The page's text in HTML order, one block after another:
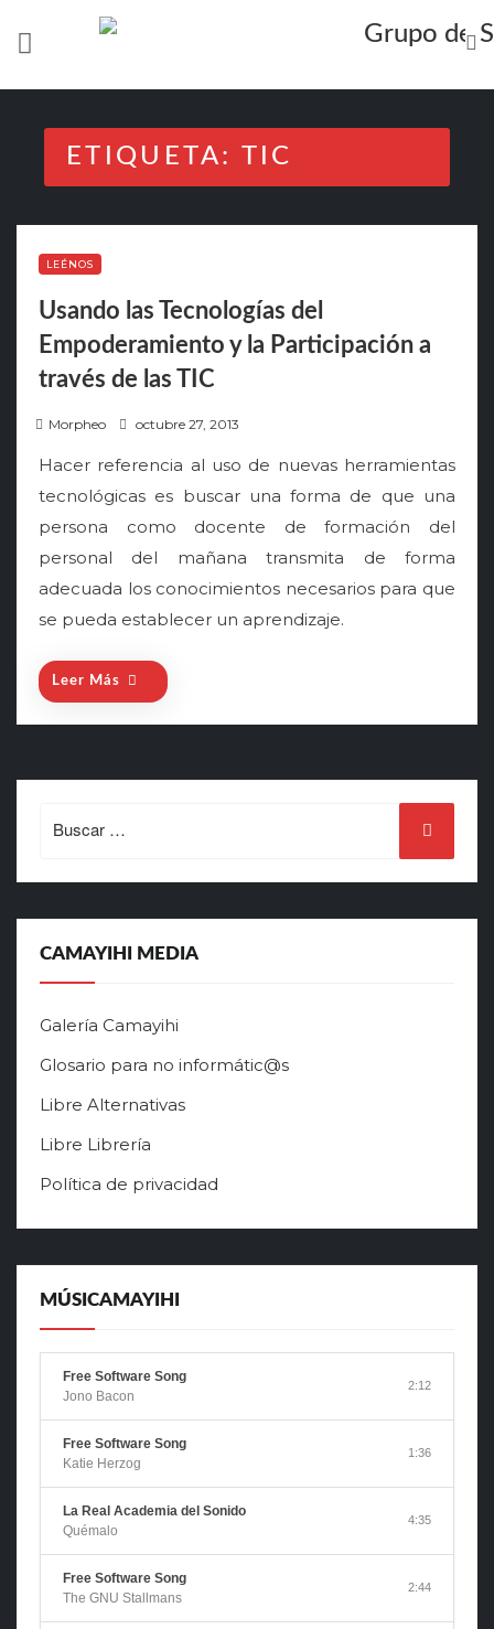
ETIQUETA: TIC
LEÉNOS
Usando las Tecnologías del
Empoderamiento y la Participación a
través de las TIC
Morpheo
s
t
e
d
o
octubre 27, 2013
Hacer referencia al uso de nuevas herramientas
tecnológicas es buscar una forma de que una
persona como docente de formación del
personal del mañana transmita de forma
adecuada los conocimientos necesarios para que
se pueda establecer un aprendizaje.
Leer Más
for:
CAMAYIHI MEDIA
Galería Camayihi
Glosario para no informátic@s
Libre Alternativas
Libre Librería
Política de privacidad
MÚSICAMAYIHI
Free Software Song
Jono Bacon
2:12
Free Software Song
Katie Herzog
1:36
La Real Academia del Sonido
Quémalo
4:35
Free Software Song
The GNU Stallmans
2:44